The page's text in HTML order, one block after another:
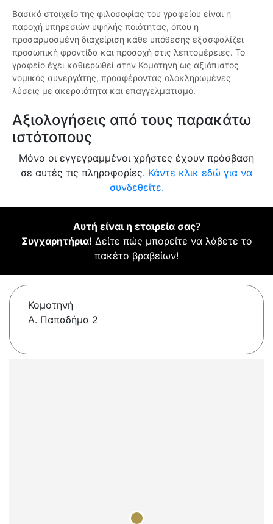
Βασικό στοιχείο της φιλοσοφίας του γραφείου είναι η
παροχή υπηρεσιών υψηλής ποιότητας, όπου η
προσαρμοσμένη διαχείριση κάθε υπόθεσης εξασφαλίζει
προσωπική φροντίδα και προσοχή στις λεπτομέρειες. Το
γραφείο έχει καθιερωθεί στην Κομοτηνή ως αξιόπιστος
νομικός συνεργάτης, προσφέροντας ολοκληρωμένες
λύσεις με ακεραιότητα και επαγγελματισμό.
Αξιολογήσεις από τους παρακάτω
ιστότοπους
Μόνο οι εγγεγραμμένοι χρήστες έχουν πρόσβαση
σε αυτές τις πληροφορίες. Κάντε κλικ εδώ για να
συνδεθείτε.
Αυτή είναι η εταιρεία σας?
Συγχαρητήρια! Δείτε πώς μπορείτε να λάβετε το
πακέτο βραβείων!
Κομοτηνή
Α. Παπαδήμα 2